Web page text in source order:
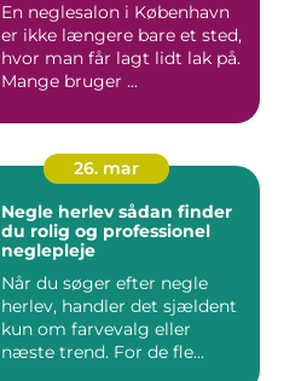
En neglesalon i København
er ikke længere bare et sted,
hvor man får lagt lidt lak på.
Mange bruger ...
26. mar
Negle herlev sådan finder
du rolig og professionel
neglepleje
Når du søger efter negle
herlev, handler det sjældent
kun om farvevalg eller
næste trend. For de fle...